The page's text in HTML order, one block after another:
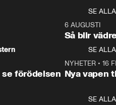
SE ALLA
6 AUGUSTI
Så blir
SE ALLA
se förödelsen
NYHETER• 16
Nya vapen
SE ALLA